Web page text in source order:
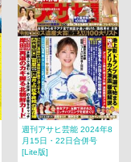
週刊アサヒ芸能 2024年8
月15日・22日合併号
[Lite版]